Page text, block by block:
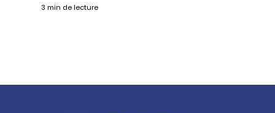
3 min de lecture